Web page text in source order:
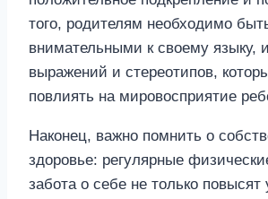
того, родителям необходимо
внимательными к своему языку,
выражений и стереотипов,
повлиять на мировосприятие
Наконец, важно помнить о
здоровье: регулярные
забота о себе не только повысят